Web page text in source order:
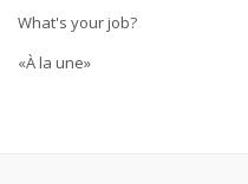
What's your job?
«À la une»